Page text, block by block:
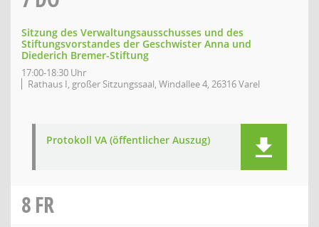
Sitzung des Verwaltungsausschusses und des
Stiftungsvorstandes der Geschwister Anna und
Diederich Bremer-Stiftung
17:00-18:30 Uhr
Rathaus I, großer Sitzungssaal, Windallee 4, 26316 Varel
Protokoll VA (öffentlicher Auszug)
8FR